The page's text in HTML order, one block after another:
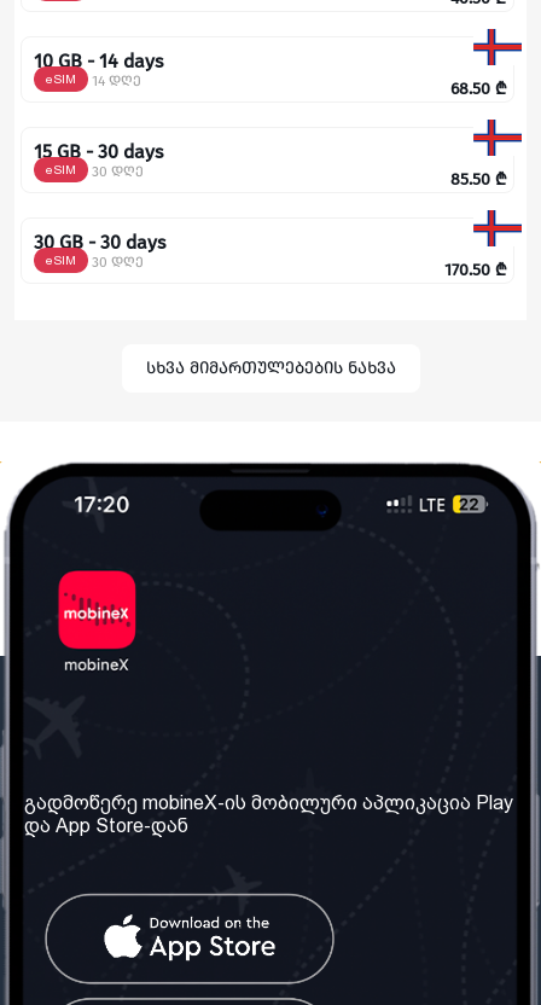
10 GB - 14 days
eSIM 14 დღე 68.50 ₾
15 GB - 30 days
eSIM 30 დღე 85.50 ₾
30 GB - 30 days
eSIM 30 დღე 170.50 ₾
სხვა მიმართულებების ნახვა
ჩვენ შესახებ
ჩვენი სერვისები
წესები და პირობები
კითხვები
კონტაქტი სოციალური ქსელი
გადმოწერე mobineX-ის მობილური აპლიკაცია Play
და App Store-დან